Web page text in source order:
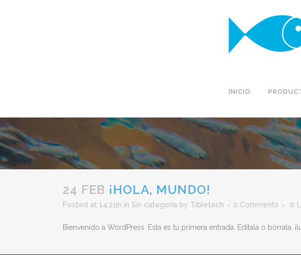
INICIO
24 FEB ¡HOLA, MUNDO!
Posted at 14:29h in Sin categoría by Tibletech 0 Comments 0
Bienvenido a WordPress. Esta es tu primera entrada. Edítala o bórrala,